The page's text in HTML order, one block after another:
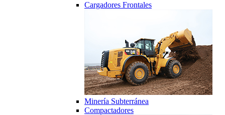
Cargadores Frontales
Minería Subterránea
Compactadores